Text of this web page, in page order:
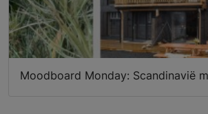
Moodboard Monday: Scandinavië